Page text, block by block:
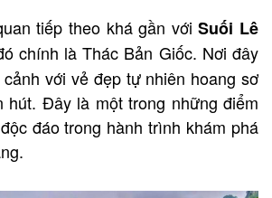
tiếp theo khá gần với Suối Lê
chính là Thác Bản Giốc. Nơi đây
với vẻ đẹp tự nhiên hoang sơ
hút. Đây là một trong những điểm
đáo trong hành trình khám phá